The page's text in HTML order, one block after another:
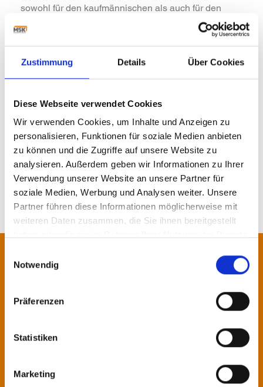
Zustimmung Details Über Cookies
Diese Webseite verwendet Cookies
Wir verwenden Cookies, um Inhalte und Anzeigen zu
personalisieren, Funktionen für soziale Medien anbieten
zu können und die Zugriffe auf unsere Website zu
analysieren. Außerdem geben wir Informationen zu Ihrer
Verwendung unserer Website an unsere Partner für
soziale Medien, Werbung und Analysen weiter. Unsere
Partner führen diese Informationen möglicherweise mit
weiteren Daten zusammen, die Sie ihnen bereitgestellt
Notwendig
Präferenzen
Statistiken
Marketing
sowohl für den kaufmännischen als auch für den
technischen Bereich. Auch junge Mütter und Väter
oder Wiedereinsteigerinnen und Wiedereinsteiger
sind herzlich willkommen.
Wir freuen uns auf Sie!
Alle Stellenangebote finden Siehier
更多动态
我们的专家期待为您提供咨询或服